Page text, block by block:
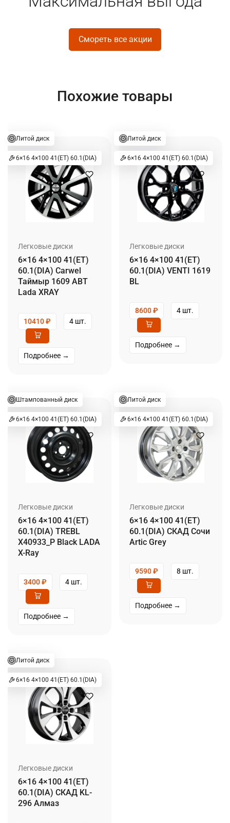
Смореть все акции
Похожие товары
Литой диск
6×16 4×100 41(ET) 60.1(DIA)
Легковые диски
6×16 4×100 41(ET)
60.1(DIA) Carwel
Таймыр 1609 ABT
Lada XRAY
10410₽ 4 шт.
Подробнее →
Литой диск
6×16 4×100 41(ET) 60.1(DIA)
Легковые диски
6×16 4×100 41(ET)
60.1(DIA) VENTI 1619
BL
8600₽ 4 шт.
Подробнее →
Штампованный диск
6×16 4×100 41(ET) 60.1(DIA)
Легковые диски
6×16 4×100 41(ET)
60.1(DIA) TREBL
X40933_P Black LADA
X-Ray
3400₽ 4 шт.
Подробнее →
Литой диск
6×16 4×100 41(ET) 60.1(DIA)
Легковые диски
6×16 4×100 41(ET)
60.1(DIA) СКАД Сочи
Artic Grey
9590₽ 8 шт.
Подробнее →
Литой диск
6×16 4×100 41(ET) 60.1(DIA)
Легковые диски
6×16 4×100 41(ET)
60.1(DIA) СКАД KL-
296 Алмаз